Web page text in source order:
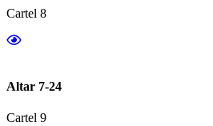
Cartel 8
Altar 7-24
Cartel 9